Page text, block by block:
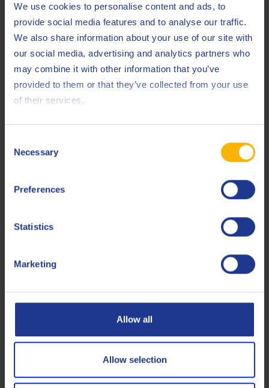
We use cookies to personalise content and ads, to
provide social media features and to analyse our traffic.
We also share information about your use of our site with
our social media, advertising and analytics partners who
may combine it with other information that you’ve
provided to them or that they’ve collected from your use
of their services.
Selection
Necessary
Preferences
Statistics
Marketing
Allow all
Allow selection
Verwandte Produkte
Hochgradige vollsynthetische biostabile
Schleifflüssigkeit
Wasserlösliche Schneidflüssigkeiten